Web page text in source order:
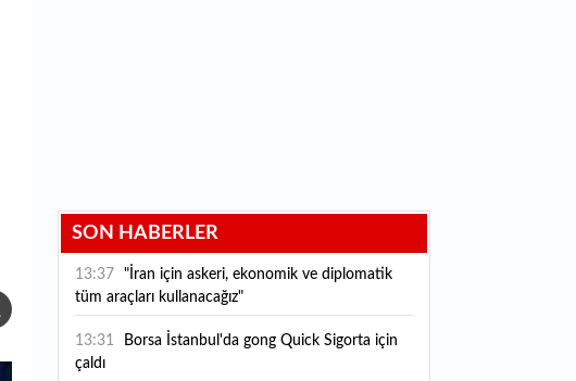
SON HABERLER
13:37
"İran için askeri, ekonomik ve diplomatik
tüm araçları kullanacağız"
13:31
çaldı